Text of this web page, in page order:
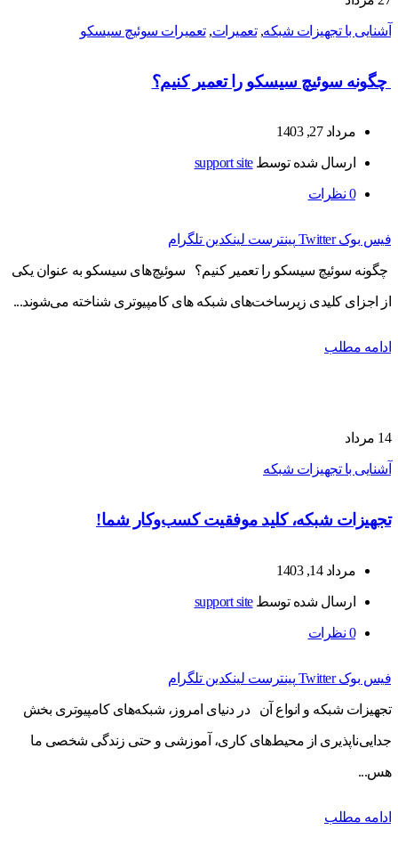
آشنایی با تجهیزات شبکه,تعمیرات,تعمیرات سوئیچ سیسکو
چگونه سوئیچ سیسکو را تعمیر کنیم؟
مرداد 27, 1403
ارسال شده توسطsupport site
0 نظرات
فیس بوک Twitter پینترست لینکدین تلگرام
چگونه سوئیچ سیسکو را تعمیر کنیم؟ سوئیچ‌های سیسکو به عنوان یکی
از اجزای کلیدی زیرساخت‌های شبکه‌ های کامپیوتری شناخته می‌شوند...
ادامه مطلب
14 مرداد
آشنایی با تجهیزات شبکه
تجهیزات شبکه، کلید موفقیت کسب‌وکار شما!
مرداد 14, 1403
ارسال شده توسطsupport site
0 نظرات
فیس بوک Twitter پینترست لینکدین تلگرام
تجهیزات شبکه و انواع آن در دنیای امروز، شبکه‌های کامپیوتری بخش
جدایی‌ناپذیری از محیط‌های کاری، آموزشی و حتی زندگی شخصی ما
هس...
ادامه مطلب